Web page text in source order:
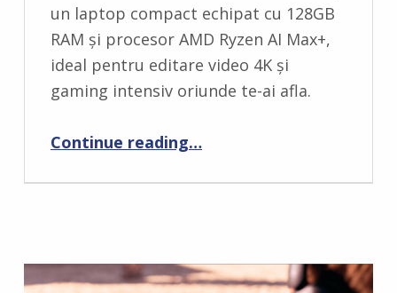
M
E
S
0
un laptop compact echipat cu 128GB
RAM și procesor AMD Ryzen AI Max+,
ideal pentru editare video 4K și
gaming intensiv oriunde te-ai afla.
Continue reading…